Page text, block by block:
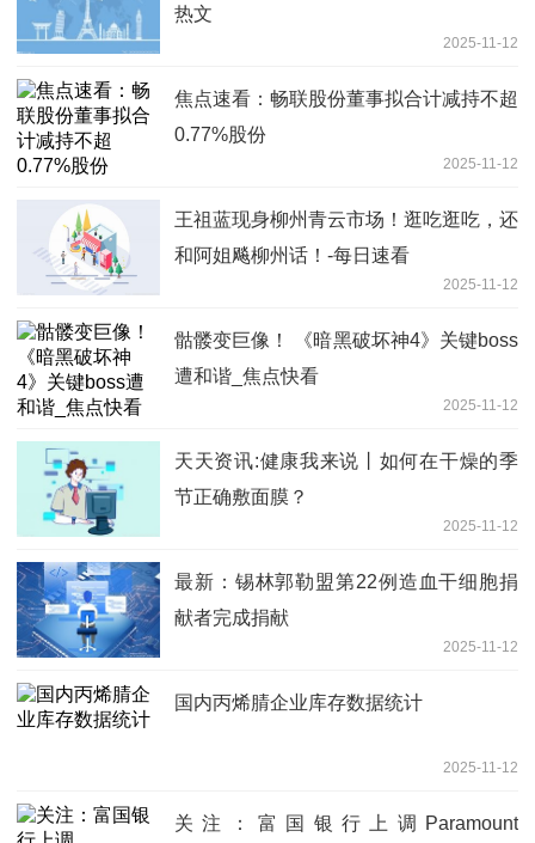
热文
2025-11-12
焦点速看：畅联股份董事拟合计减持不超
0.77%股份
2025-11-12
王祖蓝现身柳州青云市场！逛吃逛吃，还
和阿姐飚柳州话！-每日速看
2025-11-12
骷髅变巨像！ 《暗黑破坏神4》关键boss
遭和谐_焦点快看
2025-11-12
天天资讯:健康我来说丨如何在干燥的季
节正确敷面膜？
2025-11-12
最新：锡林郭勒盟第22例造血干细胞捐
献者完成捐献
2025-11-12
国内丙烯腈企业库存数据统计
2025-11-12
关注：富国银行上调Paramount